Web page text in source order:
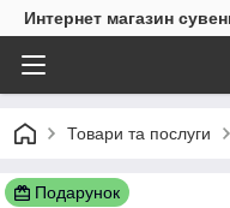
Интернет магазин
Товари та послуги
Подарунок